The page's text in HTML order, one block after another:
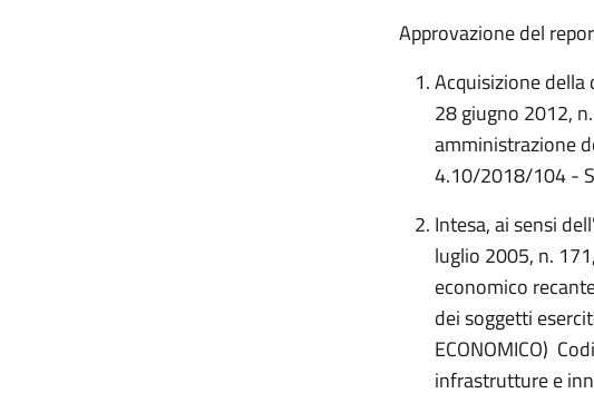
Approvazione del
Acquisizione
28 giugno 2012,
amministrazione
4.10/2018/104 -
Intesa, ai sensi
luglio 2005, n.
economico
dei soggetti
ECONOMICO)
infrastrutture e